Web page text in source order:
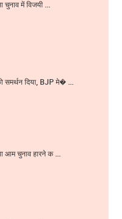
चुनाव में विजयी ...
समर्थन दिया, BJP मे� ...
आम चुनाव हारने क ...